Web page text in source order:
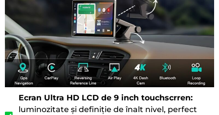
Ecran Ultra HD LCD de 9 inch touchscrren:
luminozitate și definiție de înalt nivel, perfect